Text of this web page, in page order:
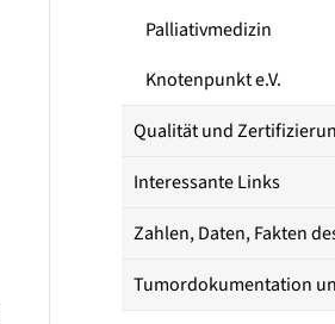
Palliativmedizin
Knotenpunkt e.V.
Qualität und
Interessante Links
Zahlen, Daten, Fakten
Tumordokumentation